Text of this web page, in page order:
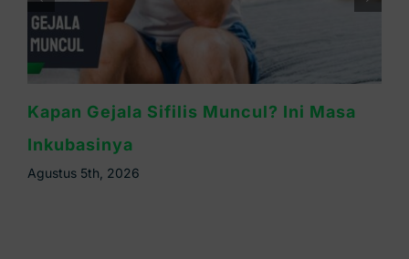
Waspada Sifilis Bintik Merah di Telapak
Tangan, Ini Cirinya
Agustus 4th, 2026